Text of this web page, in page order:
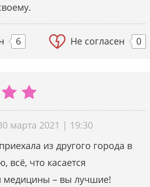
6 Не согласен 0
марта 2021 | 19:30
из другого города в
всё, что касается
медицины – вы лучшие!